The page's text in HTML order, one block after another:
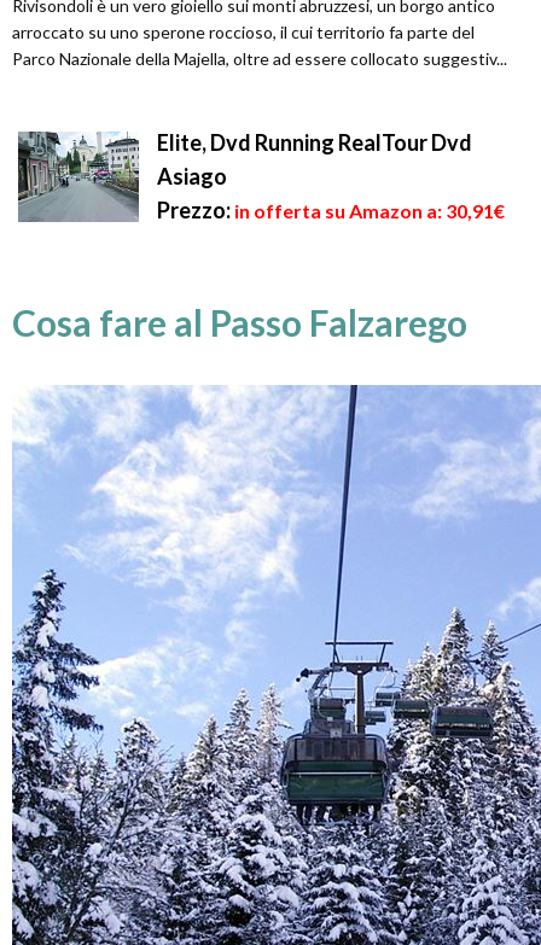
Rivisondoli è un vero gioiello sui monti abruzzesi, un borgo antico
arroccato su uno sperone roccioso, il cui territorio fa parte del
Parco Nazionale della Majella, oltre ad essere collocato suggestiv...
Elite, Dvd Running RealTour Dvd
Asiago
Prezzo: in offerta su Amazon a: 30,91€
Cosa fare al Passo Falzarego